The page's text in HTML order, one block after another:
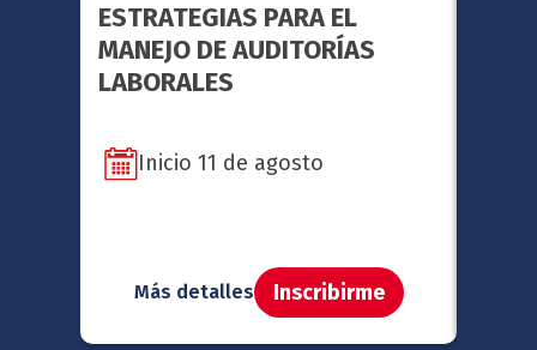
ESTRATEGIAS PARA EL
MANEJO DE AUDITORÍAS
LABORALES
Inicio 11 de agosto
Más detalles Inscribirme